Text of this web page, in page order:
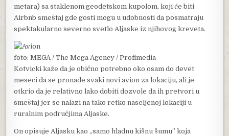
metara) sa staklenom geodetskom kupolom, koji će biti
Airbnb smeštaj gde gosti mogu u udobnosti da posmatraju
spektakularno severno svetlo Aljaske iz njihovog kreveta.
foto: MEGA / The Mega Agency / Profimedia
Kotvicki kaže da je obično potrebno oko osam do devet
meseci da se pronađe svaki novi avion za lokaciju, ali je
otkrio da je relativno lako dobiti dozvole da ih pretvori u
smeštaj jer se nalazi na tako retko naseljenoj lokaciji u
ruralnim područjima Aljaske.
On opisuje Aljasku kao „samo hladnu kišnu šumu” koja